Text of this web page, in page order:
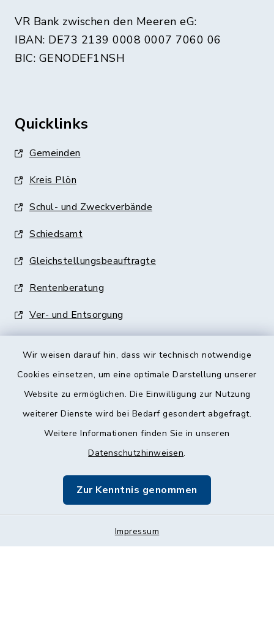
Wir weisen darauf hin, dass wir technisch notwendige
Cookies einsetzen, um eine optimale Darstellung unserer
Website zu ermöglichen. Die Einwilligung zur Nutzung
weiterer Dienste wird bei Bedarf gesondert abgefragt.
Weitere Informationen finden Sie in unseren
Datenschutzhinweisen.
Zur Kenntnis genommen
Impressum
VR Bank zwischen den Meeren eG:
IBAN: DE73 2139 0008 0007 7060 06
BIC: GENODEF1NSH
Quicklinks
Gemeinden
Kreis Plön
Schul- und Zweckverbände
Schiedsamt
Gleichstellungsbeauftragte
Rentenberatung
Ver- und Entsorgung
Barrierefreiheit
Impressum
Sitemap